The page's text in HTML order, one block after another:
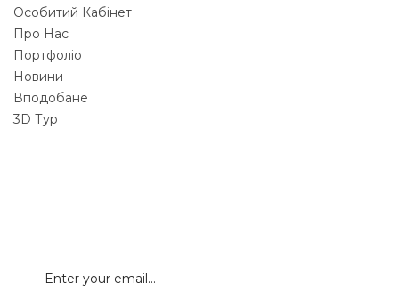
Особитий Кабінет
Про Нас
Портфоліо
Новини
Вподобане
3D Тур